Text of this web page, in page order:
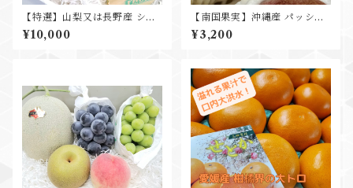
【特選】山梨又は長野産 シャ
インマスカット 秀品 3房 化粧
箱込 ギフト プレゼント 贈答品
¥10,000
【南国果実】沖縄産 パッショ
ンフルーツ 1箱8-10玉入 L-3
L
¥3,200